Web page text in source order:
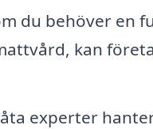
du behöver en
kan
experter